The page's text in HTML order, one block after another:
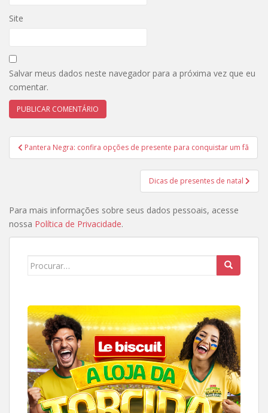
Site
Salvar meus dados neste navegador para a próxima vez que eu
comentar.
Navegação
de
Pantera Negra: confira opções de presente para conquistar um fã
Dicas de presentes de natal
Para mais informações sobre seus dados pessoais, acesse
nossa Política de Privacidade.
Search